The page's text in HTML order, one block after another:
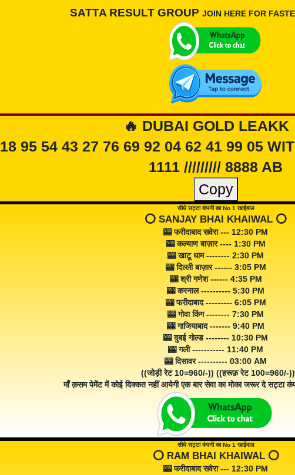
SATTA RESULT GROUP JOIN HERE FOR
🔥 DUBAI GOLD LEAKK
18 95 54 43 27 76 69 92 04 62 41 99 05
1111 ///////// 8888 AB
Copy
सीधे सट्टा कंपनी का No 1 खाईवाल
⭕️ SANJAY BHAI KHAIWAL ⭕️
🎰 फरीदाबाद सवेरा --- 12:30 PM
🎰 कल्याण बाज़ार ---- 1:30 PM
🎰 खाटू धाम -------- 2:30 PM
🎰 दिल्ली बाज़ार ------ 3:05 PM
🎰 श्री गणेश ------ 4:35 PM
🎰 करनाल ---------- 5:30 PM
🎰 फरीदाबाद --------- 6:05 PM
🎰 गोवा किंग -------- 7:30 PM
🎰 गाजियाबाद ------- 9:40 PM
🎰 दुबई गोल्ड -------- 10:30 PM
🎰 गली ----------- 11:40 PM
🎰 दिसावर ---------- 03:00 AM
((जोड़ी रेट 10=960/-)) ((हरूफ़ रेट 100=960/-))
माँ क़सम पेमेंट में कोई दिक्कत नहीं आयेगी एक बार सेवा का मोका जरूर दे सट्टा
सीधे सट्टा कंपनी का No 1 खाईवाल
⭕️ RAM BHAI KHAIWAL ⭕️
🎰 फरीदाबाद सवेरा --- 12:30 PM